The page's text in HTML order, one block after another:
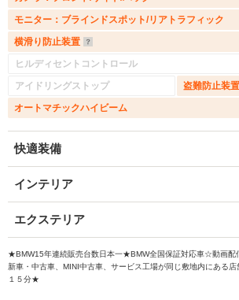
モニター：ブラインドスポット/リアトラフィック
横滑り防止装置
ヒルディセントコントロール
アイドリングストップ
盗難防止装置
オートマチックハイビーム
快適装備
インテリア
エクステリア
★BMW15年連続販売台数日本一★BMW全国保証対応車☆動画
新車・中古車、MINI中古車、サービス工場が同じ敷地内にある
１５分★